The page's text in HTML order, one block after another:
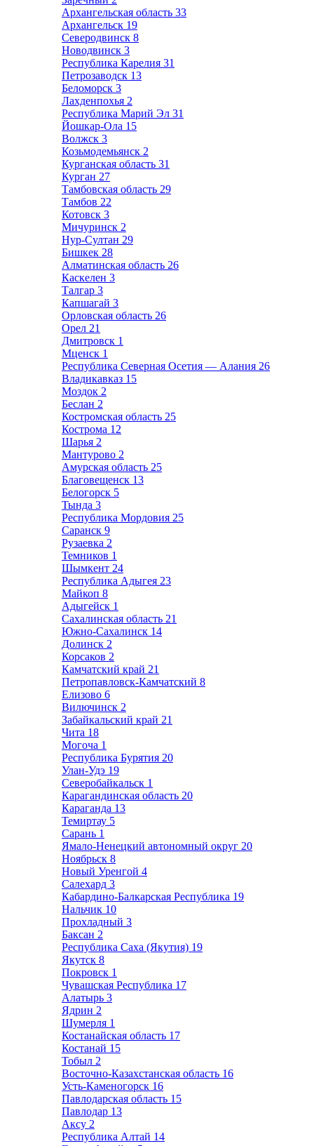
Архангельская область 33
Архангельск 19
Северодвинск 8
Новодвинск 3
Республика Карелия 31
Петрозаводск 13
Беломорск 3
Лахденпохья 2
Республика Марий Эл 31
Йошкар-Ола 15
Волжск 3
Козьмодемьянск 2
Курганская область 31
Курган 27
Тамбовская область 29
Тамбов 22
Котовск 3
Мичуринск 2
Нур-Султан 29
Бишкек 28
Алматинская область 26
Каскелен 3
Талгар 3
Капшагай 3
Орловская область 26
Орел 21
Дмитровск 1
Мценск 1
Республика Северная Осетия — Алания 26
Владикавказ 15
Моздок 2
Беслан 2
Костромская область 25
Кострома 12
Шарья 2
Мантурово 2
Амурская область 25
Благовещенск 13
Белогорск 5
Тында 3
Республика Мордовия 25
Саранск 9
Рузаевка 2
Темников 1
Шымкент 24
Республика Адыгея 23
Майкоп 8
Адыгейск 1
Сахалинская область 21
Южно-Сахалинск 14
Долинск 2
Корсаков 2
Камчатский край 21
Петропавловск-Камчатский 8
Елизово 6
Вилючинск 2
Забайкальский край 21
Чита 18
Могоча 1
Республика Бурятия 20
Улан-Удэ 19
Северобайкальск 1
Карагандинская область 20
Караганда 13
Темиртау 5
Сарань 1
Ямало-Ненецкий автономный округ 20
Ноябрьск 8
Новый Уренгой 4
Салехард 3
Кабардино-Балкарская Республика 19
Нальчик 10
Прохладный 3
Баксан 2
Республика Саха (Якутия) 19
Якутск 8
Покровск 1
Чувашская Республика 17
Алатырь 3
Ядрин 2
Шумерля 1
Костанайская область 17
Костанай 15
Тобыл 2
Восточно-Казахстанская область 16
Усть-Каменогорск 16
Павлодарская область 15
Павлодар 13
Аксу 2
Республика Алтай 14